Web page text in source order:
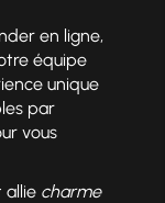
en ligne,
équipe
unique
par
vous
allie charme